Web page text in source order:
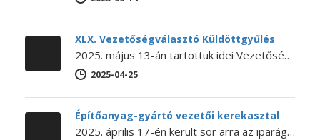
XLX. Vezetőségválasztó Küldöttgyűlés
2025. május 13-án tartottuk idei Vezetőségválasztó Küldöttgyűlésünket. A XLX. Küldöttgyűlés nyitó előadását Bihari Ádám (a NaturARCH Csoport tulajdonosa és ügyvezetője,…
2025-04-25
Építőanyag-gyártó vezetői kerekasztal
2025. április 17-én került sor arra az iparági kerekasztal-beszélgetésre, amelyet még 2024 októberében kezdeményezett Lánszki Regő építészeti államtitkár, országos főépítész.…